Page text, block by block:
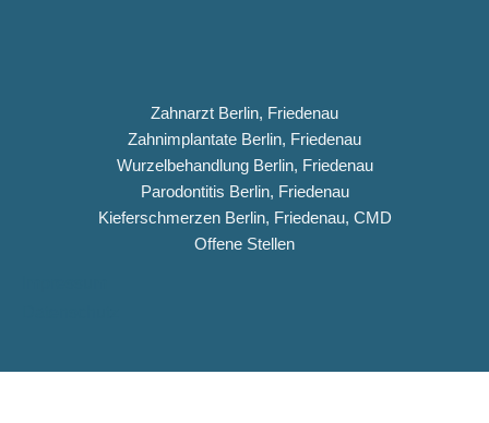
Zahnarzt Berlin, Friedenau
Zahnimplantate Berlin, Friedenau
Wurzelbehandlung Berlin, Friedenau
Parodontitis Berlin, Friedenau
Kieferschmerzen Berlin, Friedenau, CMD
Offene Stellen